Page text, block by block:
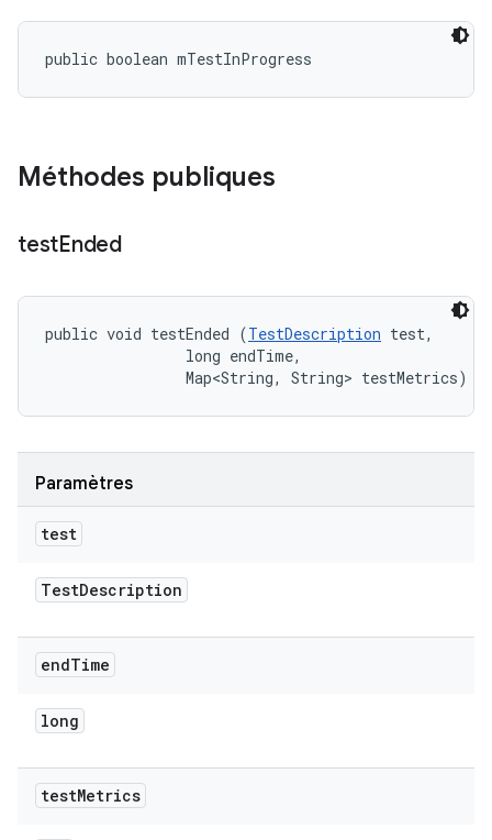
public boolean mTestInProgress
Méthodes publiques
testEnded
public void testEnded (TestDescription test,
                long endTime,
                Map<String, String> testMetrics)
Paramètres
test
TestDescription
endTime
long
testMetrics